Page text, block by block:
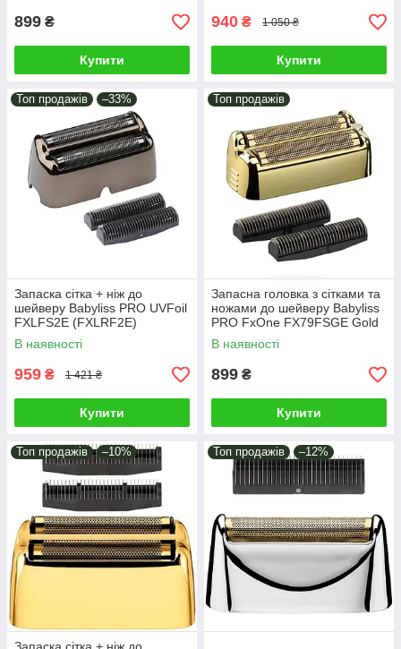
899 ₴
Купити
940 ₴ 1 050 ₴
Купити
Топ продажів –33%
Запаска сітка + ніж до
шейверу Babyliss PRO UVFoil
FXLFS2E (FXLRF2E)
В наявності
959 ₴ 1 421 ₴
Купити
Топ продажів
Запасна головка з сітками та
ножами до шейверу Babyliss
PRO FxOne FX79FSGE Gold
(FX79RF2GE)
В наявності
899 ₴
Купити
Топ продажів –10% Топ продажів –12%